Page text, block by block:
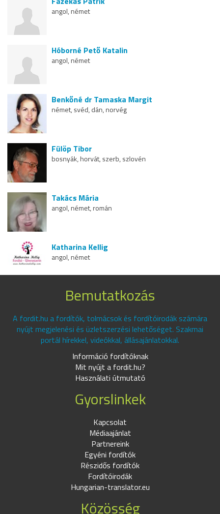
angol, német
Hóborné Pető Katalin
angol, német
Benkőné dr Tamaska Margit
német, svéd, dán, norvég
Fülöp Tibor
bosnyák, horvát, szerb, szlovén
Takács Mária
angol, német, román
Katharina Kellig
angol, német
Bemutatkozás
A fordit.hu a fordítók, tolmácsok és fordítóirodák számára
nyújt megjelenési és üzletszerzési lehetőséget. Szakmai
portál hírekkel, videókkal, állásajánlatokkal.
Információ fordítóknak
Mit nyújt a fordit.hu?
Használati útmutató
Gyorslinkek
Kapcsolat
Médiaajánlat
Partnereink
Egyéni fordítók
Részidős fordítók
Fordítóirodák
Hungarian-translator.eu
Közösség